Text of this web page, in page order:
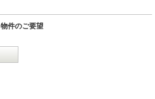
物件のご要望